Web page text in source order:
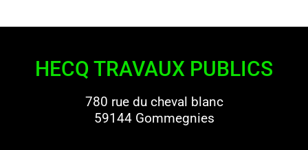
HECQ TRAVAUX PUBLICS
780 rue du cheval blanc
59144 Gommegnies